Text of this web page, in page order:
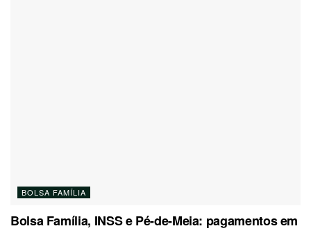
BOLSA FAMÍLIA
Bolsa Família, INSS e Pé-de-Meia: pagamentos em